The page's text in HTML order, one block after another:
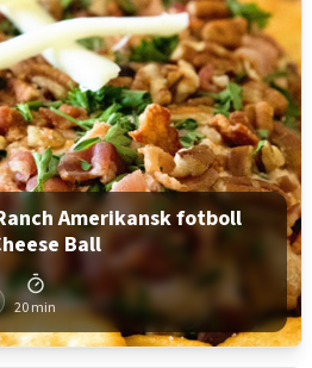
Amerikansk fotboll
Ball
20 min